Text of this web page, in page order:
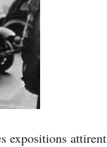
expositions attirent